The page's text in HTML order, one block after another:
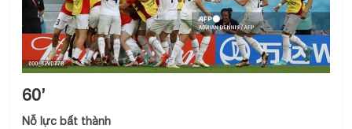
60’
Nỗ lực bất thành